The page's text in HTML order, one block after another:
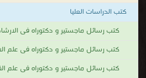
كتب الدراسات العليا
كتب رسائل ماجستير و دكتوراه فى
كتب رسائل ماجستير و دكتوراه فى علم
كتب رسائل ماجستير و دكتوراه فى علم